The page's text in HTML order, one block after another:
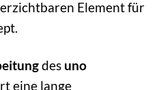
Element für
des uno
eine lange